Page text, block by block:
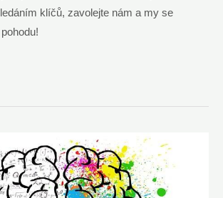
klíčů, zavolejte nám a my se